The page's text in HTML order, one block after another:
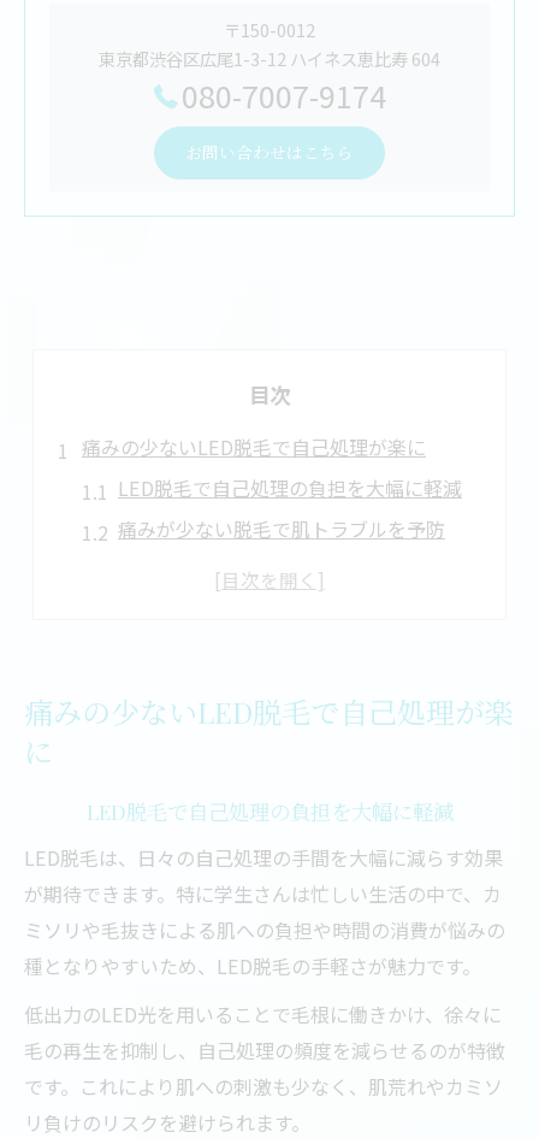
〒150-0012
東京都渋谷区広尾1-3-12 ハイネス恵比寿 604
080-7007-9174
お問い合わせはこちら
目次
痛みの少ないLED脱毛で自己処理が楽に
LED脱毛で自己処理の負担を大幅に軽減
痛みが少ない脱毛で肌トラブルを予防
最新LED脱毛の仕組みと安全性に注目
学生生活に適したおすすめ脱毛法とは
学生に嬉しい脱毛の選び方とポイント
LED脱毛が学生に人気の理由を解説
脱毛で得られる美肌と自己処理軽減
学生さんに適した脱毛プランの特徴
LED脱毛なら敏感肌も安心して美肌へ
敏感肌でも安心なLED脱毛の理由
LED脱毛で肌荒れリスクを抑える方法
美肌を目指す方に選ばれる脱毛技術
LED脱毛の施術後ケアとポイント
痛みの少ないLED脱毛で自己処理が楽
に
LED脱毛で自己処理の負担を大幅に軽減
LED脱毛は、日々の自己処理の手間を大幅に減らす効果
が期待できます。特に学生さんは忙しい生活の中で、カ
ミソリや毛抜きによる肌への負担や時間の消費が悩みの
種となりやすいため、LED脱毛の手軽さが魅力です。
低出力のLED光を用いることで毛根に働きかけ、徐々に
毛の再生を抑制し、自己処理の頻度を減らせるのが特徴
です。これにより肌への刺激も少なく、肌荒れやカミソ
リ負けのリスクを避けられます。